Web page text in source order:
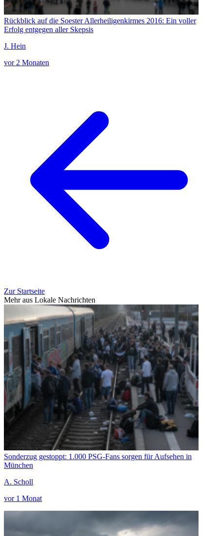
Rückblick auf die Soester Allerheiligenkirmes 2016: Ein voller
Erfolg entgegen aller Skepsis
J. Hein
vor 2 Monaten
Zur Startseite
Mehr aus Lokale Nachrichten
Sonderzug gestoppt: 1.000 PSG-Fans sorgen für Aufsehen in
München
A. Scholl
vor 1 Monat